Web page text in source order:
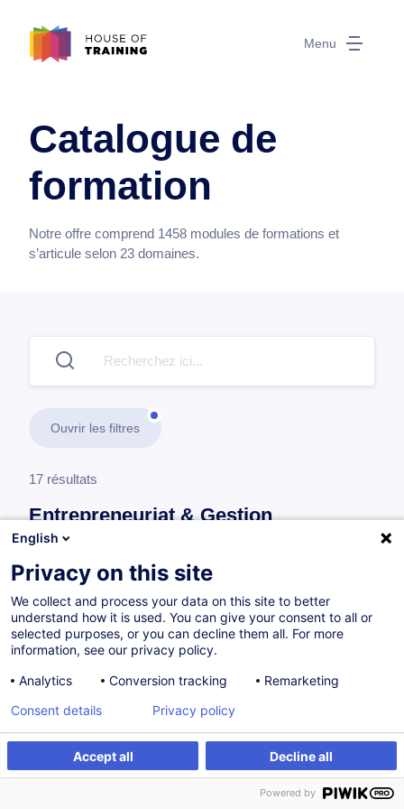
Menu
Catalogue de
formation
Notre offre comprend 1458 modules de formations et
s’articule selon 23 domaines.
Ouvrir les filtres
17 résultats
Entrepreneuriat & Gestion
d’Entreprise
En savoir plus
test
Consultez toute l'offreEntrepreneuriat &
Gestion d’Entreprise ici.
Analyse financière pour non-financiers
English
Privacy on this site
We collect and process your data on this site to better
understand how it is used. You can give your consent to all or
selected purposes, or you can decline them all. For more
information, see our privacy policy.
Analytics
Conversion tracking Remarketing
Accept all Decline all
Consent details Privacy policy
Powered by